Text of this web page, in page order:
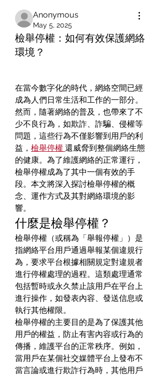
Anonymous
May 5, 2025
檢舉停權：如何有效保護網絡
環境？
在當今數字化的時代，網絡空間已經
成為人們日常生活和工作的一部分。
然而，隨著網絡的普及，也帶來了不
少不良行為，如欺詐、詐騙、侵權等
問題，這些行為不僅影響到用戶的利
益， 檢舉停權 還威脅到整個網絡生態
的健康。為了維護網絡的正常運行，
檢舉停權成為了其中一個有效的手
段。本文將深入探討檢舉停權的概
念、運作方式及其對網絡環境的影
響。
什麼是檢舉停權？
檢舉停權（或稱為「舉報停權」）是
指網絡平台用戶通過舉報某個違規行
為，要求平台根據相關規定對違規者
進行停權處理的過程。這類處理通常
包括暫時或永久禁止該用戶在平台上
進行操作，如發表內容、發送信息或
執行其他權限。
檢舉停權的主要目的是為了保護其他
用戶的權益，防止有害內容或行為的
傳播，維護平台的正常秩序。例如，
當用戶在某個社交媒體平台上發布不
當言論或進行欺詐行為時，其他用戶